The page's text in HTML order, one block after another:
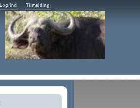
Log ind Tilmelding